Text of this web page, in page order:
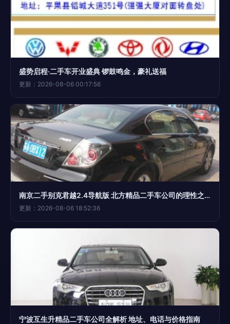
盛势启程·二手车开业盛典 锣鼓鸣金，豪礼送福
更新：2026-08-06 00:17:56
南京二手别克君越2.4导航版 北方精品二手车公司的理性之选
更新：2026-08-06 18:52:36
宁波互生升精品二手车公司全解析 地址、电话与价格指南